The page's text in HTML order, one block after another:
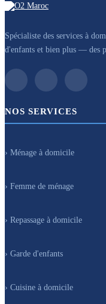
Spécialiste des services à
d'enfants et bien plus — des
NOS SERVICES
› Ménage à domicile
› Femme de ménage
› Repassage à domicile
› Garde d'enfants
› Cuisine à domicile